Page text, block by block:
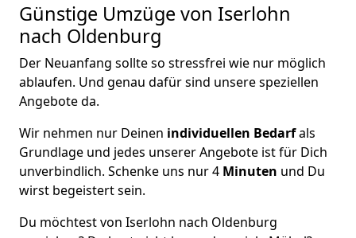
Günstige Umzüge von Iserlohn
nach Oldenburg
Der Neuanfang sollte so stressfrei wie nur möglich
ablaufen. Und genau dafür sind unsere speziellen
Angebote da.
Wir nehmen nur Deinen individuellen Bedarfals
Grundlage und jedes unserer Angebote ist für Dich
unverbindlich. Schenke uns nur 4 Minuten und Du
wirst begeistert sein.
Du möchtest von Iserlohn nach Oldenburg